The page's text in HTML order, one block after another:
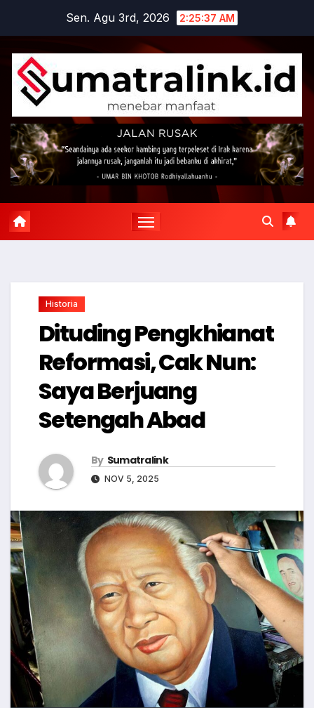
content
Sen. Agu 3rd, 2026 2:25:38 AM
Historia
Dituding Pengkhianat
Reformasi, Cak Nun:
Saya Berjuang
Setengah Abad
By Sumatralink
NOV 5, 2025